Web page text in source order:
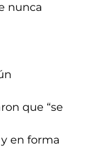
nunca
que “se
en forma